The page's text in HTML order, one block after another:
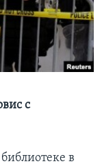
с
в